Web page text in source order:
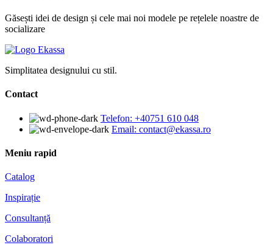
Găsești idei de design și cele mai noi modele pe rețelele noastre de
socializare
Simplitatea designului cu stil.
Contact
Telefon: +40751 610 048
Email: contact@ekassa.ro
Meniu rapid
Catalog
Inspirație
Consultanță
Colaboratori